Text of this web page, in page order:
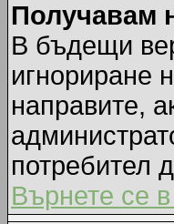
Получавам
В бъдещи
игнориране
направите,
потребител
Върнете се